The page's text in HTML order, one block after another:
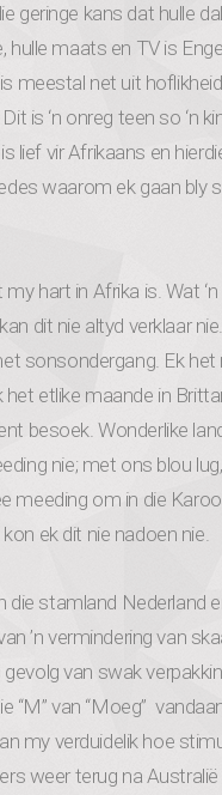
kans dat hulle
maats en TV is
meestal net uit
is ‘n onreg teen so ‘n
lief vir Afrikaans en
waarom ek gaan bly
hart in Afrika is. Wat ‘n
dit nie altyd verklaar
sonsondergang. Ek
etlike maande in
besoek. Wonderlike
nie; met ons blou
meeding om in die
ek dit nie nadoen nie.
die stamland Nederland
’n vermindering van
van swak
van “Moeg”
my verduidelik hoe
weer terug na